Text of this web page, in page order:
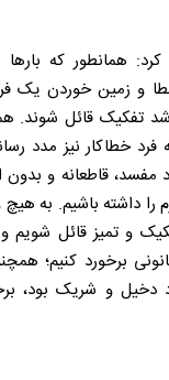
همانطور که بار‌ها
و زمین خوردن
تفکیک قائل شوند.
خطاکار نیز مدد
مفسد، قاطعانه و
داشته باشیم. به هیچ
و تمیز قائل شویم
برخورد کنیم؛
و شریک بود،